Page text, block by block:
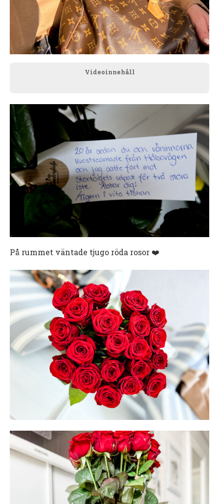
Videoinnehåll
På rummet väntade tjugo röda rosor ❤️